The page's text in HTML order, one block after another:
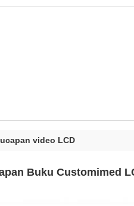
video LCD
Buku Customimed